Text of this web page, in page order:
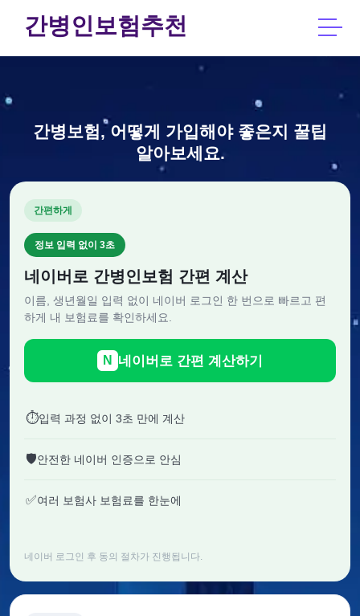
간병인보험추천
간병보험, 어떻게 가입해야 좋은지 꿀팁
알아보세요.
간편하게
정보 입력 없이 3초
네이버로 간병인보험 간편 계산
이름, 생년월일 입력 없이 네이버 로그인 한 번으로 빠르고 편
하게 내 보험료를 확인하세요.
N 네이버로 간편 계산하기
⏱입력 과정 없이 3초 만에 계산
🛡안전한 네이버 인증으로 안심
✅여러 보험사 보험료를 한눈에
네이버 로그인 후 동의 절차가 진행됩니다.